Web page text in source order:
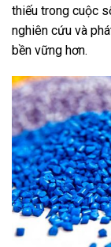
thiếu trong cuộc
nghiên cứu và
bền vững hơn.